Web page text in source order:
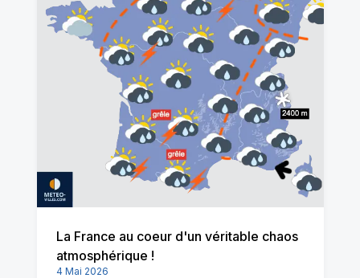
La France au coeur d'un véritable chaos
atmosphérique !
4 Mai 2026